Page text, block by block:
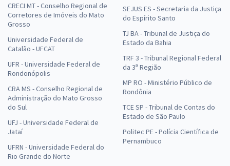
CRECI MT - Conselho Regional de
Corretores de Imóveis do Mato
Grosso
Universidade Federal de
Catalão - UFCAT
UFR - Universidade Federal de
Rondonópolis
CRA MS - Conselho Regional de
Administração do Mato Grosso
do Sul
UFJ - Universidade Federal de
Jataí
UFRN - Universidade Federal do
Rio Grande do Norte
SEJUS ES - Secretaria da Justiça
do Espírito Santo
TJ BA - Tribunal de Justiça do
Estado da Bahia
TRF 3 - Tribunal Regional Federal
da 3ª Região
MP RO - Ministério Público de
Rondônia
TCE SP - Tribunal de Contas do
Estado de São Paulo
Politec PE - Polícia Científica de
Pernambuco